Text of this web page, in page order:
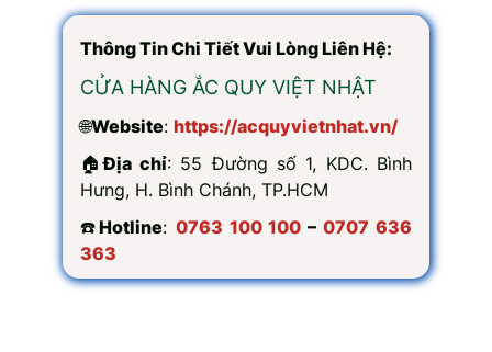
Thông Tin Chi Tiết Vui Lòng Liên Hệ:
CỬA HÀNG ẮC QUY VIỆT NHẬT
🌐Website: https://acquyvietnhat.vn/
🏠Địa chỉ: 55 Đường số 1, KDC. Bình
Hưng, H. Bình Chánh, TP.HCM
☎️Hotline: 0763 100 100 –0707 636
363